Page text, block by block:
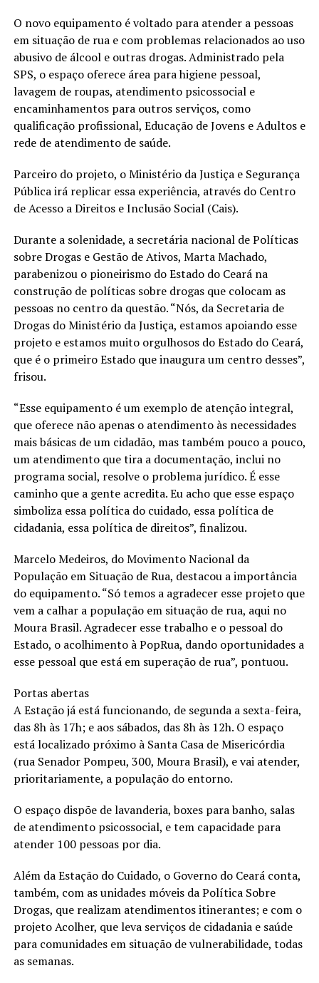
O novo equipamento é voltado para atender a pessoas
em situação de rua e com problemas relacionados ao uso
abusivo de álcool e outras drogas. Administrado pela
SPS, o espaço oferece área para higiene pessoal,
lavagem de roupas, atendimento psicossocial e
encaminhamentos para outros serviços, como
qualificação profissional, Educação de Jovens e Adultos e
rede de atendimento de saúde.
Parceiro do projeto, o Ministério da Justiça e Segurança
Pública irá replicar essa experiência, através do Centro
de Acesso a Direitos e Inclusão Social (Cais).
Durante a solenidade, a secretária nacional de Políticas
sobre Drogas e Gestão de Ativos, Marta Machado,
parabenizou o pioneirismo do Estado do Ceará na
construção de políticas sobre drogas que colocam as
pessoas no centro da questão. “Nós, da Secretaria de
Drogas do Ministério da Justiça, estamos apoiando esse
projeto e estamos muito orgulhosos do Estado do Ceará,
que é o primeiro Estado que inaugura um centro desses”,
frisou.
“Esse equipamento é um exemplo de atenção integral,
que oferece não apenas o atendimento às necessidades
mais básicas de um cidadão, mas também pouco a pouco,
um atendimento que tira a documentação, inclui no
programa social, resolve o problema jurídico. É esse
caminho que a gente acredita. Eu acho que esse espaço
simboliza essa política do cuidado, essa política de
cidadania, essa política de direitos”, finalizou.
Marcelo Medeiros, do Movimento Nacional da
População em Situação de Rua, destacou a importância
do equipamento. “Só temos a agradecer esse projeto que
vem a calhar a população em situação de rua, aqui no
Moura Brasil. Agradecer esse trabalho e o pessoal do
Estado, o acolhimento à PopRua, dando oportunidades a
esse pessoal que está em superação de rua”, pontuou.
Portas abertas
A Estação já está funcionando, de segunda a sexta-feira,
das 8h às 17h; e aos sábados, das 8h às 12h. O espaço
está localizado próximo à Santa Casa de Misericórdia
(rua Senador Pompeu, 300, Moura Brasil), e vai atender,
prioritariamente, a população do entorno.
O espaço dispõe de lavanderia, boxes para banho, salas
de atendimento psicossocial, e tem capacidade para
atender 100 pessoas por dia.
Além da Estação do Cuidado, o Governo do Ceará conta,
também, com as unidades móveis da Política Sobre
Drogas, que realizam atendimentos itinerantes; e com o
projeto Acolher, que leva serviços de cidadania e saúde
para comunidades em situação de vulnerabilidade, todas
as semanas.